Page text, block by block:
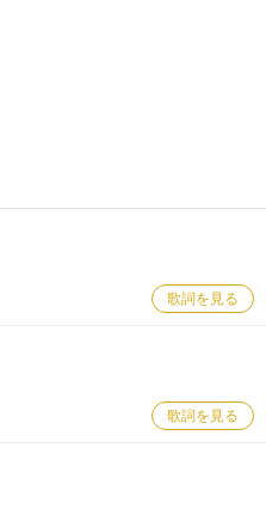
歌詞を見る
歌詞を見る